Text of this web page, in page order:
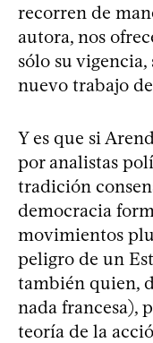
recorren de
autora, nos
sólo su
nuevo trabajo
Y es que si
por analistas
tradición
democracia
movimientos
peligro de un
también quien,
nada francesa),
teoría de la